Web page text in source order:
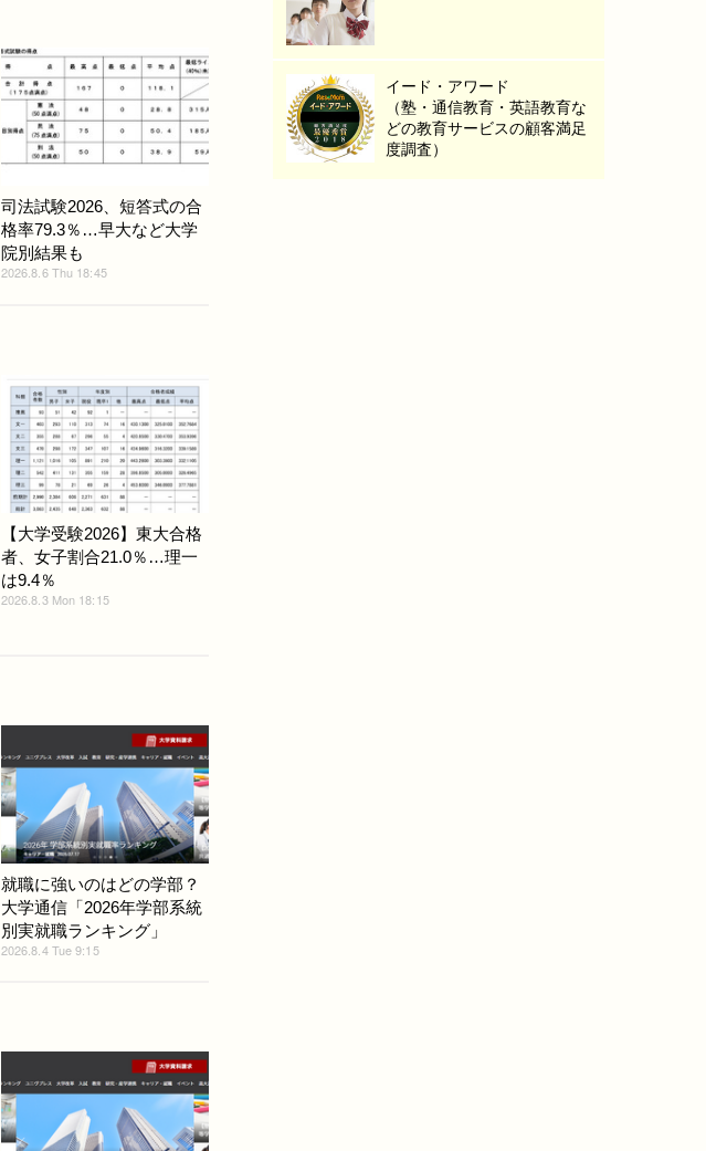
司法試験2026、短答式の合
格率79.3％…早大など大学
院別結果も
2026.8.6 Thu 18:45
【大学受験2026】東大合格
者、女子割合21.0％…理一
は9.4％
2026.8.3 Mon 18:15
就職に強いのはどの学部？
大学通信「2026年学部系統
別実就職ランキング」
2026.8.4 Tue 9:15
イード・アワード
（塾・通信教育・英語教育な
どの教育サービスの顧客満足
度調査）